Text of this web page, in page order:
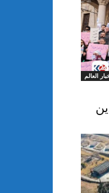
العالم